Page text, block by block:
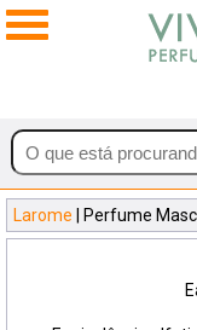
Larome | Perfume